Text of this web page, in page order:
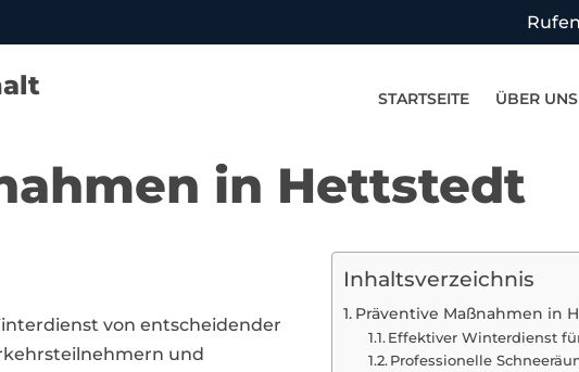
STARTSEITE ÜBER UNS
in Hettstedt
Inhaltsverzeichnis
Präventive Maßnahmen in
Effektiver Winterdienst
Professionelle
von entscheidender
und